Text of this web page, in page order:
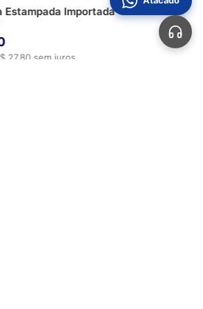
Estampada Importada
27,80sem juros